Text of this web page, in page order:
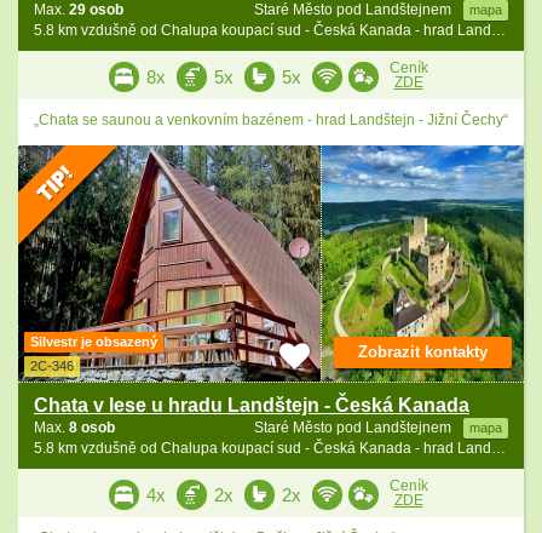
Staré Město pod Landštejnem mapa
Max. 29 osob
5.8 km vzdušně od Chalupa koupací sud - Česká Kanada - hrad Landštejn
8x 5x 5x
Ceník
ZDE
„Chata se saunou a venkovním bazénem - hrad Landštejn - Jižní Čechy“
Silvestr je obsazený
2C-346
Chata v lese u hradu Landštejn - Česká Kanada
Staré Město pod Landštejnem mapa
Max. 8 osob
5.8 km vzdušně od Chalupa koupací sud - Česká Kanada - hrad Landštejn
Zobrazit kontakty
4x 2x 2x
Ceník
ZDE